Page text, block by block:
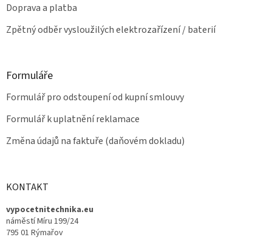
Doprava a platba
Zpětný odběr vysloužilých elektrozařízení / baterií
Formuláře
Formulář pro odstoupení od kupní smlouvy
Formulář k uplatnění reklamace
Změna údajů na faktuře (daňovém dokladu)
KONTAKT
vypocetnitechnika.eu
náměstí Míru 199/24
795 01 Rýmařov